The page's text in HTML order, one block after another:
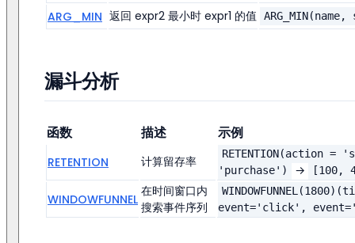
ARG_MIN 返回 expr2 最小时 expr1 的值
漏斗分析
函数 描述 示例
RETENTION 计算留存率
RETENTION(action
'purchase')
→ [100,
WINDOWFUNNEL
在时间窗口内
搜索事件序列
event='click',